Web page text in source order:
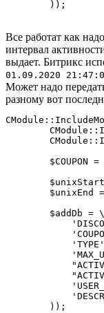
        ));
Все работат как
интервал
выдает. Битрикс
01.09.2020
Может надо
разному вот
$COUPON =
$unixEnd
$addDb =
        ));